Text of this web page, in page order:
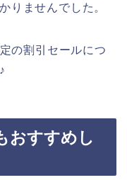
りませんでした。
の割引セールにつ
おすすめし